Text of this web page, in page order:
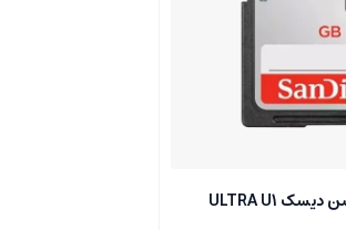
کارت حافظه اس دی سن دیسک ULTRA U1